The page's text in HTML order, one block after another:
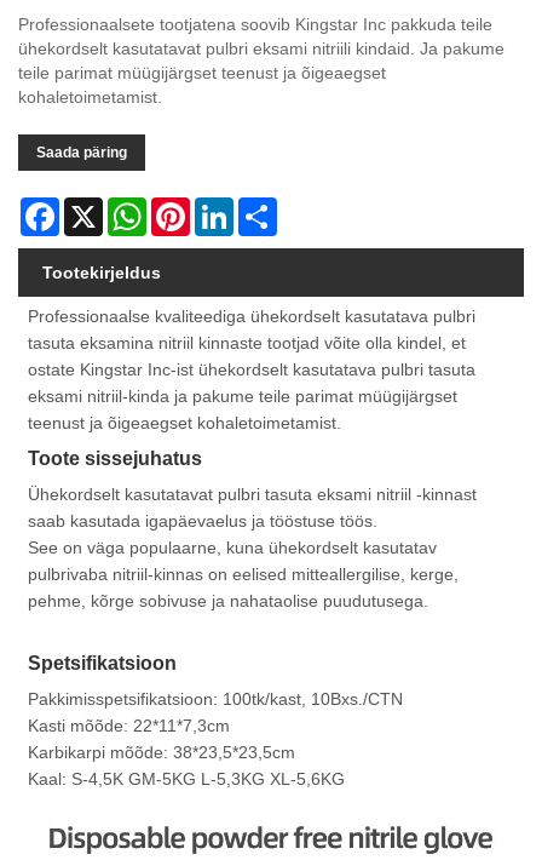
Professionaalsete tootjatena soovib Kingstar Inc pakkuda teile
ühekordselt kasutatavat pulbri eksami nitriili kindaid. Ja pakume
teile parimat müügijärgset teenust ja õigeaegset
kohaletoimetamist.
Saada päring
Facebook
X WhatsAppPinterestLinkedIn
Tootekirjeldus
Professionaalse kvaliteediga ühekordselt kasutatava pulbri
tasuta eksamina nitriil kinnaste tootjad võite olla kindel, et
ostate Kingstar Inc-ist ühekordselt kasutatava pulbri tasuta
eksami nitriil-kinda ja pakume teile parimat müügijärgset
teenust ja õigeaegset kohaletoimetamist.
Toote sissejuhatus
Ühekordselt kasutatavat pulbri tasuta eksami nitriil -kinnast
saab kasutada igapäevaelus ja tööstuse töös.
See on väga populaarne, kuna ühekordselt kasutatav
pulbrivaba nitriil-kinnas on eelised mitteallergilise, kerge,
pehme, kõrge sobivuse ja nahataolise puudutusega.
Spetsifikatsioon
Pakkimisspetsifikatsioon: 100tk/kast, 10Bxs./CTN
Kasti mõõde: 22*11*7,3cm
Karbikarpi mõõde: 38*23,5*23,5cm
Kaal: S-4,5K GM-5KG L-5,3KG XL-5,6KG